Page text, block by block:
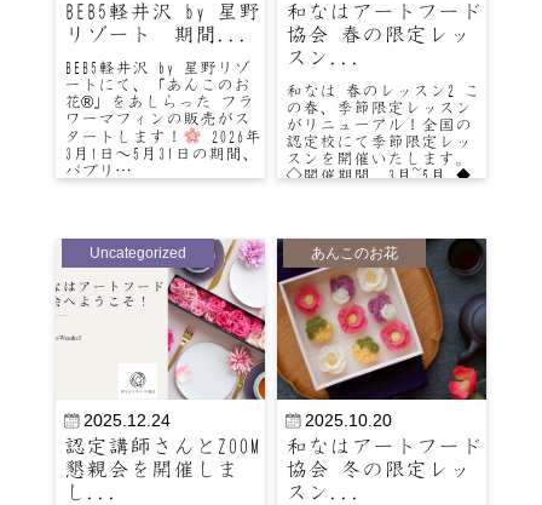
BEB5軽井沢 by 星野
リゾート 期間...
BEB5軽井沢 by 星野リゾ
ートにて、「あんこのお
花®」をあしらった フラ
ワーマフィンの販売がス
タートします！
2026年
3月1日～5月31日の期間、
パブリ…
和なはアートフード
協会 春の限定レッ
スン...
和なは 春のレッスン2 こ
の春、季節限定レッスン
がリニューアル！全国の
認定校にて季節限定レッ
スンを開催いたします。
◇開催期間 3月~5月 ◆
2025.12.24
認定講師さんとZOOM
懇親会を開催しま
し...
Uncategorized
2025.10.20
和なはアートフード
協会 冬の限定レッ
スン...
あんこのお花